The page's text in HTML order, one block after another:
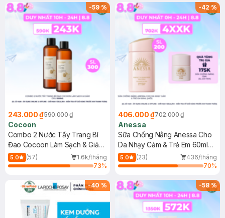
-59%
243.000 ₫590.000 ₫
Cocoon
Combo 2 Nước Tẩy Trang Bí
Đao Cocoon Làm Sạch & Giảm
Dầu 500ml
5.0 (57)
1.6k/tháng
73%
-42%
406.000 ₫702.000 ₫
Anessa
Sữa Chống Nắng Anessa Cho
Da Nhạy Cảm & Trẻ Em 60ml
(Mới)
5.0 (23)
436/tháng
70%
-40 % -58%